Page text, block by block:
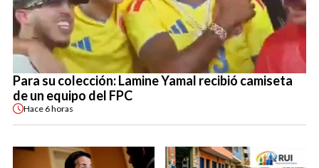
Para su colección: Lamine Yamal recibió camiseta
de un equipo del FPC
Hace 6 horas